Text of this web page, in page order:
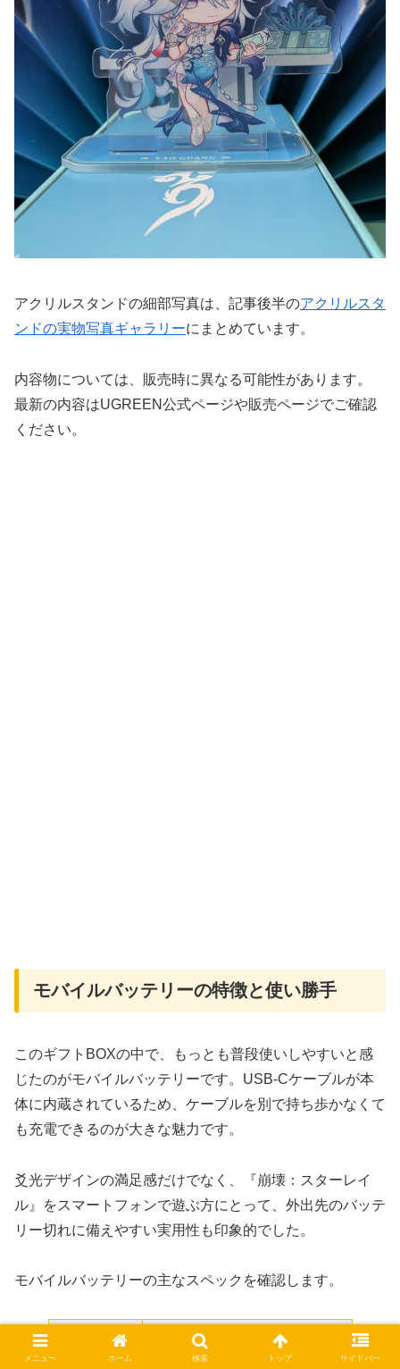
アクリルスタンドの細部写真は、記事後半のアクリルスタ
ンドの実物写真ギャラリーにまとめています。
内容物については、販売時に異なる可能性があります。
最新の内容はUGREEN公式ページや販売ページでご確認
ください。
モバイルバッテリーの特徴と使い勝手
このギフトBOXの中で、もっとも普段使いしやすいと感
じたのがモバイルバッテリーです。USB-Cケーブルが本
体に内蔵されているため、ケーブルを別で持ち歩かなくて
も充電できるのが大きな魅力です。
爻光デザインの満足感だけでなく、『崩壊：スターレイ
ル』をスマートフォンで遊ぶ方にとって、外出先のバッテ
リー切れに備えやすい実用性も印象的でした。
モバイルバッテリーの主なスペックを確認します。
10,000mAhクラス
メニュー ホーム 検索 トップ サイドバー